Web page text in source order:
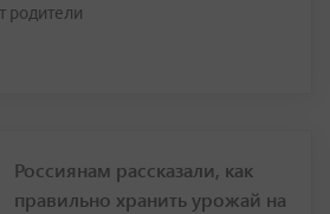
родители
Россиянам рассказали, как
правильно хранить урожай на